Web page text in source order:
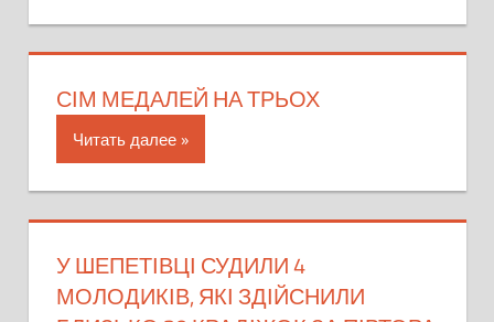
СІМ МЕДАЛЕЙ НА ТРЬОХ
Читать далее
У ШЕПЕТІВЦІ СУДИЛИ 4
МОЛОДИКІВ, ЯКІ ЗДІЙСНИЛИ